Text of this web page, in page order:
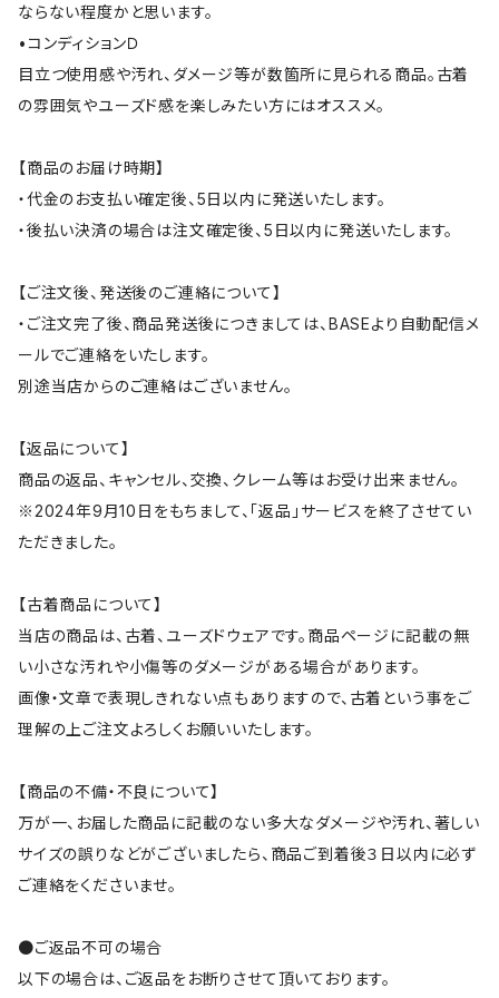
ならない程度かと思います。
•コンディションＤ
目立つ使用感や汚れ、ダメージ等が数箇所に見られる商品。古着
の雰囲気やユーズド感を楽しみたい方にはオススメ。
【商品のお届け時期】
・代金のお支払い確定後、5日以内に発送いたします。
・後払い決済の場合は注文確定後、5日以内に発送いたします。
【ご注文後、発送後のご連絡について】
・ご注文完了後、商品発送後につきましては、BASEより自動配信メ
ールでご連絡をいたします。
別途当店からのご連絡はございません。
【返品について】
商品の返品、キャンセル、交換、クレーム等はお受け出来ません。
※2024年9月10日をもちまして、「返品」サービスを終了させてい
ただきました。
【古着商品について】
当店の商品は、古着、ユーズドウェアです。商品ページに記載の無
い小さな汚れや小傷等のダメージがある場合があります。
画像・文章で表現しきれない点もありますので、古着という事をご
理解の上ご注文よろしくお願いいたします。
【商品の不備・不良について】
万が一、お届した商品に記載のない多大なダメージや汚れ、著しい
サイズの誤りなどがございましたら、商品ご到着後３日以内に必ず
ご連絡をくださいませ。
●ご返品不可の場合
以下の場合は、ご返品をお断りさせて頂いております。